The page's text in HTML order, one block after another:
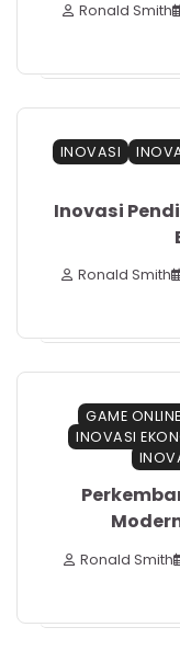
Ronald Smith
INOVASI
Inovasi
Ronald Smith
GAME ONLINE
INOVASI
Ronald Smith